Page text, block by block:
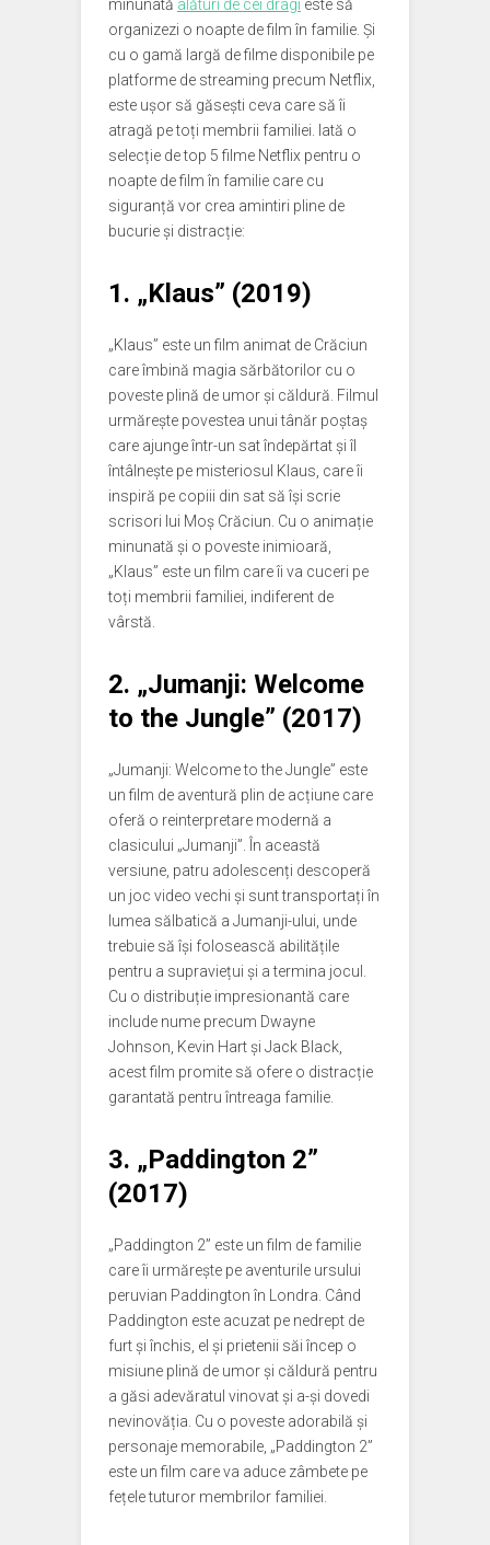
minunată alături de cei dragi este să
organizezi o noapte de film în familie. Și
cu o gamă largă de filme disponibile pe
platforme de streaming precum Netflix,
este ușor să găsești ceva care să îi
atragă pe toți membrii familiei. Iată o
selecție de top 5 filme Netflix pentru o
noapte de film în familie care cu
siguranță vor crea amintiri pline de
bucurie și distracție:
1. „Klaus” (2019)
„Klaus” este un film animat de Crăciun
care îmbină magia sărbătorilor cu o
poveste plină de umor și căldură. Filmul
urmărește povestea unui tânăr poștaș
care ajunge într-un sat îndepărtat și îl
întâlnește pe misteriosul Klaus, care îi
inspiră pe copiii din sat să își scrie
scrisori lui Moș Crăciun. Cu o animație
minunată și o poveste inimioară,
„Klaus” este un film care îi va cuceri pe
toți membrii familiei, indiferent de
vârstă.
2. „Jumanji: Welcome
to the Jungle” (2017)
„Jumanji: Welcome to the Jungle” este
un film de aventură plin de acțiune care
oferă o reinterpretare modernă a
clasicului „Jumanji”. În această
versiune, patru adolescenți descoperă
un joc video vechi și sunt transportați în
lumea sălbatică a Jumanji-ului, unde
trebuie să își folosească abilitățile
pentru a supraviețui și a termina jocul.
Cu o distribuție impresionantă care
include nume precum Dwayne
Johnson, Kevin Hart și Jack Black,
acest film promite să ofere o distracție
garantată pentru întreaga familie.
3. „Paddington 2”
(2017)
„Paddington 2” este un film de familie
care îi urmărește pe aventurile ursului
peruvian Paddington în Londra. Când
Paddington este acuzat pe nedrept de
furt și închis, el și prietenii săi încep o
misiune plină de umor și căldură pentru
a găsi adevăratul vinovat și a-și dovedi
nevinovăția. Cu o poveste adorabilă și
personaje memorabile, „Paddington 2”
este un film care va aduce zâmbete pe
fețele tuturor membrilor familiei.